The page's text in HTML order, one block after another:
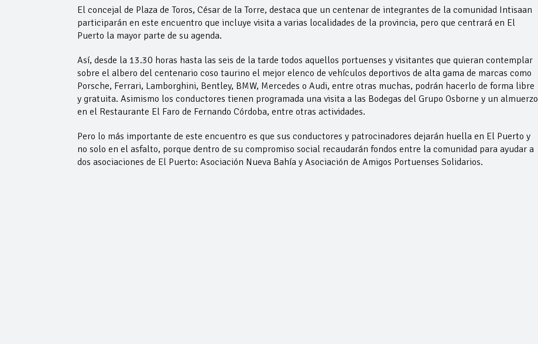
El concejal de Plaza de Toros, César de la Torre, destaca que un centenar de integrantes de la comunidad Intisaan
participarán en este encuentro que incluye visita a varias localidades de la provincia, pero que centrará en El
Puerto la mayor parte de su agenda.
Así, desde la 13.30 horas hasta las seis de la tarde todos aquellos portuenses y visitantes que quieran contemplar
sobre el albero del centenario coso taurino el mejor elenco de vehículos deportivos de alta gama de marcas como
Porsche, Ferrari, Lamborghini, Bentley, BMW, Mercedes o Audi, entre otras muchas, podrán hacerlo de forma libre
y gratuita. Asimismo los conductores tienen programada una visita a las Bodegas del Grupo Osborne y un almuerzo
en el Restaurante El Faro de Fernando Córdoba, entre otras actividades.
Pero lo más importante de este encuentro es que sus conductores y patrocinadores dejarán huella en El Puerto y
no solo en el asfalto, porque dentro de su compromiso social recaudarán fondos entre la comunidad para ayudar a
dos asociaciones de El Puerto: Asociación Nueva Bahía y Asociación de Amigos Portuenses Solidarios.